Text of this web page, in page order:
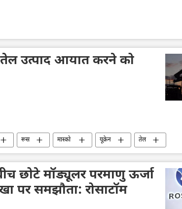
उत्पाद आयात करने को
रूस मास्को यूक्रेन
तेल
ऊर्जा क्षेत्र क्रेमलिन के प्रवक्ता दिमित्री पेसकोव क्रेमलिन
छोटे मॉड्यूलर परमाणु ऊर्जा
पर समझौता: रोसाटॉम